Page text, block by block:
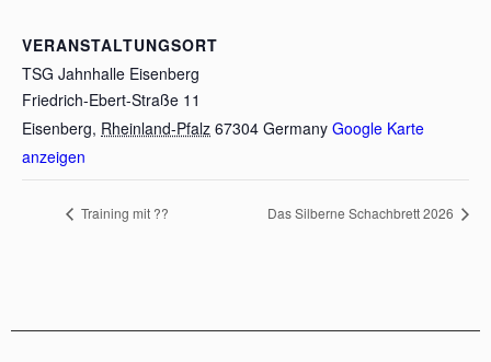
VERANSTALTUNGSORT
TSG Jahnhalle Eisenberg
Friedrich-Ebert-Straße 11
Eisenberg, Rheinland-Pfalz 67304 Germany Google Karte
anzeigen
Training mit ?? Das Silberne Schachbrett 2026